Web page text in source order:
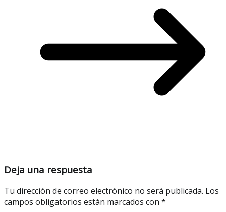
Deja una respuesta
Tu dirección de correo electrónico no será publicada. Los
campos obligatorios están marcados con *